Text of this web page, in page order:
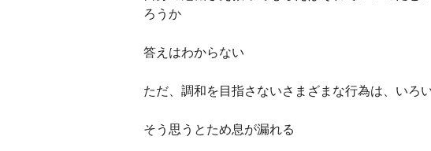
ろうか
答えはわからない
ただ、調和を目指さないさまざまな行為は、いろ
そう思うとため息が漏れる